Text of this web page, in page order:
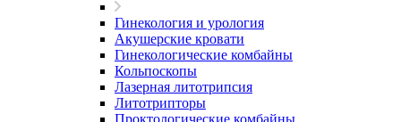
Гинекология и урология
Акушерские кровати
Гинекологические комбайны
Кольпоскопы
Лазерная литотрипсия
Литотрипторы